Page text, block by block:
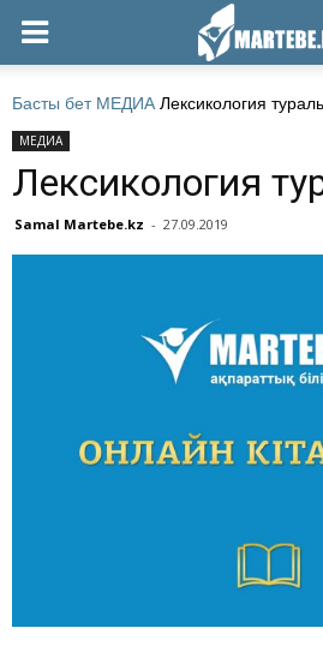
Басты бет МЕДИА Лексикология туралы
МЕДИА
Лексикология
Samal Martebe.kz - 27.09.2019